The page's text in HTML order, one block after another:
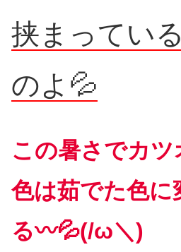
挟まってい
のよ💦
この暑さでカ
色は茹でた色に
る〰💦(/ω＼)